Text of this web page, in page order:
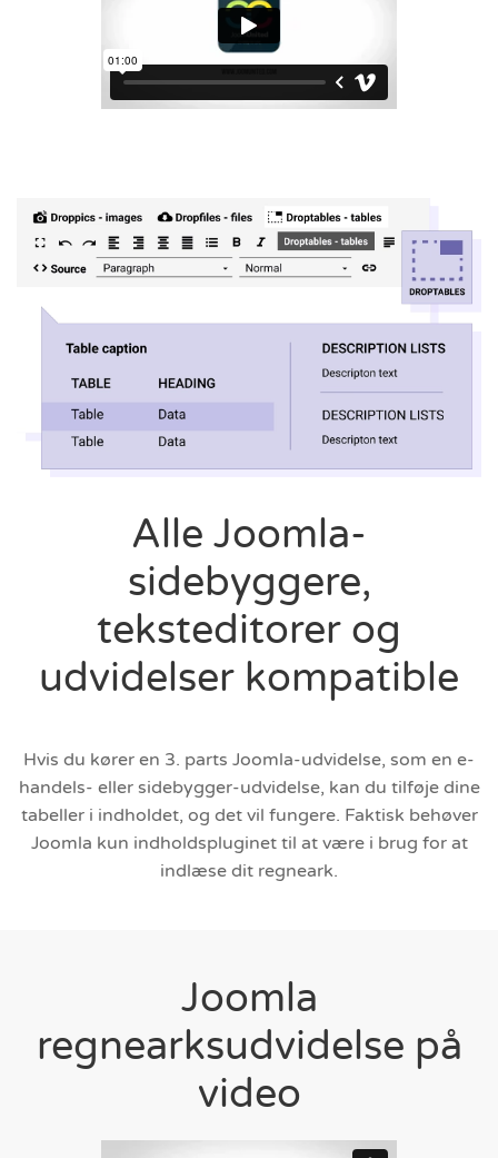
Alle Joomla-
sidebyggere,
teksteditorer og
udvidelser kompatible
Hvis du kører en 3. parts Joomla-udvidelse, som en e-
handels- eller sidebygger-udvidelse, kan du tilføje dine
tabeller i indholdet, og det vil fungere. Faktisk behøver
Joomla kun indholdspluginet til at være i brug for at
indlæse dit regneark.
Joomla
regnearksudvidelse på
video